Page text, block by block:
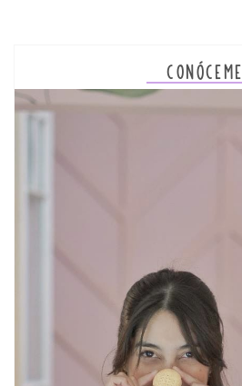
CONÓCEME